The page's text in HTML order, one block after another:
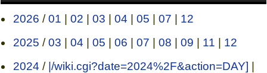
2026 /01 | 02 | 03 | 04 | 05 | 07 | 12
2025 /03 | 04 | 05 | 06 | 07 | 08 | 09 | 11 | 12
2024 / |/wiki.cgi?date=2024%2F&action=DAY] |